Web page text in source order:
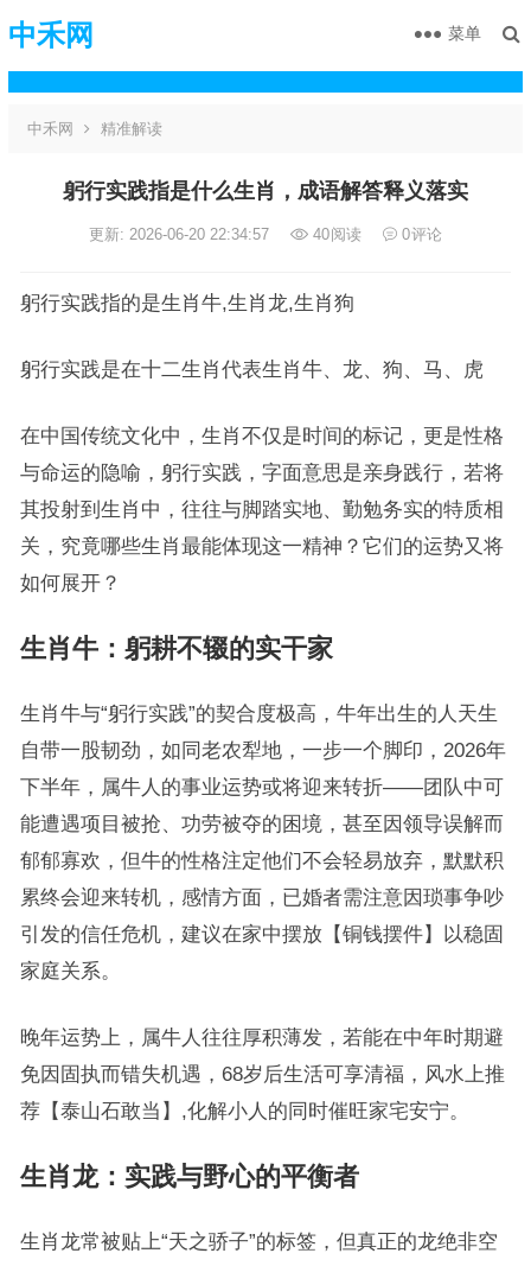
中禾网 菜单
中禾网 精准解读
躬行实践指是什么生肖，成语解答释义落实
更新: 2026-06-20 22:34:57 40阅读 0评论
躬行实践指的是生肖牛,生肖龙,生肖狗
躬行实践是在十二生肖代表生肖牛、龙、狗、马、虎
在中国传统文化中，生肖不仅是时间的标记，更是性格
与命运的隐喻，躬行实践，字面意思是亲身践行，若将
其投射到生肖中，往往与脚踏实地、勤勉务实的特质相
关，究竟哪些生肖最能体现这一精神？它们的运势又将
如何展开？
生肖牛：躬耕不辍的实干家
生肖牛与“躬行实践”的契合度极高，牛年出生的人天生
自带一股韧劲，如同老农犁地，一步一个脚印，2026年
下半年，属牛人的事业运势或将迎来转折——团队中可
能遭遇项目被抢、功劳被夺的困境，甚至因领导误解而
郁郁寡欢，但牛的性格注定他们不会轻易放弃，默默积
累终会迎来转机，感情方面，已婚者需注意因琐事争吵
引发的信任危机，建议在家中摆放【铜钱摆件】以稳固
家庭关系。
晚年运势上，属牛人往往厚积薄发，若能在中年时期避
免因固执而错失机遇，68岁后生活可享清福，风水上推
荐【泰山石敢当】,化解小人的同时催旺家宅安宁。
生肖龙：实践与野心的平衡者
生肖龙常被贴上“天之骄子”的标签，但真正的龙绝非空